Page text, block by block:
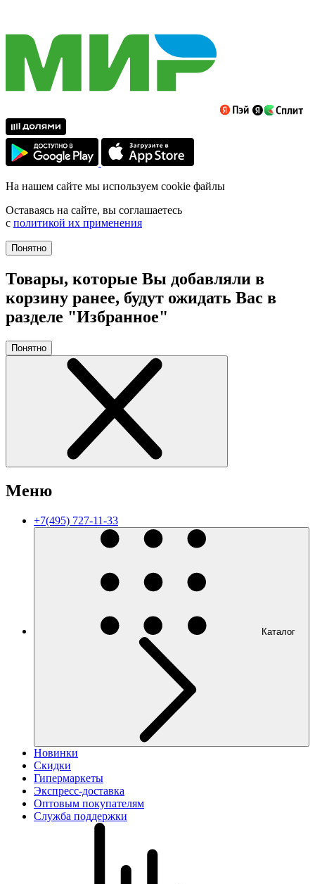
На нашем сайте мы используем cookie файлы
Оставаясь на сайте, вы соглашаетесь
с политикой их применения
Понятно
Товары, которые Вы добавляли в
корзину ранее, будут ожидать Вас в
разделе "Избранное"
Понятно
Меню
+7(495) 727-11-33
Каталог
Новинки
Скидки
Гипермаркеты
Экспресс-доставка
Оптовым покупателям
Служба поддержки